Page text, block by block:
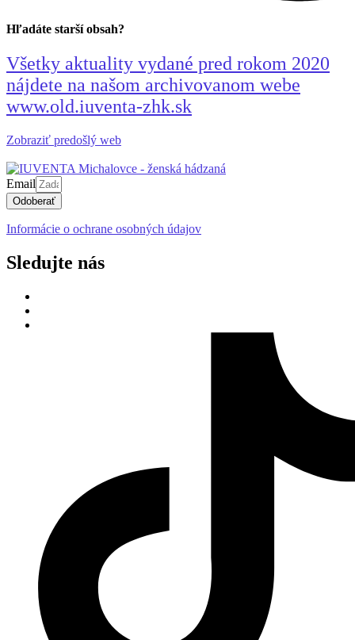
Hľadáte starší obsah?
Všetky aktuality vydané pred rokom 2020
nájdete na našom archivovanom webe
www.old.iuventa-zhk.sk
Zobraziť predošlý web
Email
Odoberať
Informácie o ochrane osobných údajov
Sledujte nás